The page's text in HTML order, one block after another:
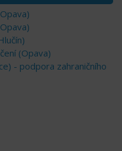
(Opava)
- podpora zahraničního